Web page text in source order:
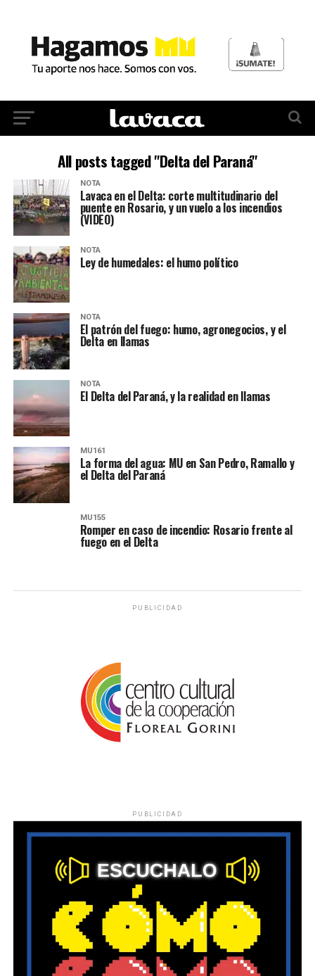
All posts tagged "Delta del Paraná"
NOTA
Lavaca en el Delta: corte multitudinario del
puente en Rosario, y un vuelo a los incendios
(VIDEO)
NOTA
Ley de humedales: el humo político
NOTA
El patrón del fuego: humo, agronegocios, y el
Delta en llamas
NOTA
El Delta del Paraná, y la realidad en llamas
MU161
La forma del agua: MU en San Pedro, Ramallo y
el Delta del Paraná
MU155
Romper en caso de incendio: Rosario frente al
fuego en el Delta
PUBLICIDAD
PUBLICIDAD